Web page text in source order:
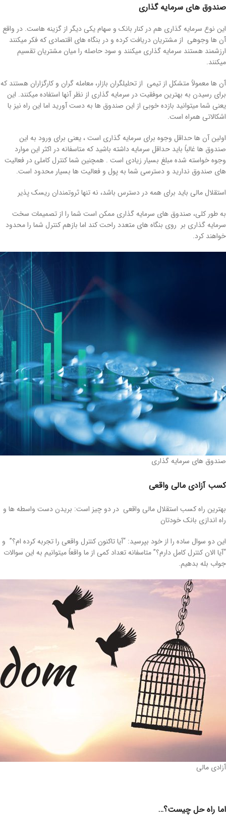
صندوق های سرمایه گذاری
این نوع سرمایه گذاری هم در کنار بانک و سهام یکی دیگر از گزینه هاست. در واقع
آن ها وجوهی از مشتریان دریافت کرده و در بنگاه های اقتصادی که فکر میکنند
ارزشمند هستند سرمایه گذاری میکنند و سود حاصله را میان مشتریان تقسیم
میکنند.
آن ها معمولاً متشکل از تیمی از تحلیلگران بازار، معامله گران و کارگزاران هستند که
برای رسیدن به بهترین موفقیت در سرمایه گذاری از نظر آنها استفاده میکنند. این
یعنی شما میتوانید بازده خوبی از این صندوق ها به دست آورید اما این راه نیز با
اشکالاتی همراه است.
اولین آن ها حداقل وجوه برای سرمایه گذاری است ، یعنی برای ورود به این
صندوق ها غالباً باید حداقل سرمایه داشته باشید که متاسفانه در اکثر این موارد
وجوه خواسته شده مبلغ بسیار زیادی است . همچنین شما کنترل کاملی در فعالیت
های صندوق ندارید و دسترسی شما به پول و فعالیت ها بسیار محدود است.
استقلال مالی باید برای همه در دسترس باشد، نه تنها ثروتمندان ریسک پذیر
به طور کلی، صندوق های سرمایه گذاری ممکن است شما را از تصمیمات سخت
سرمایه گذاری بر روی بنگاه های متعدد راحت کند اما بازهم کنترل شما را محدود
خواهند کرد.
صندوق های سرمایه گذاری
کسب آزادی مالی واقعی
بهترین راه کسب استقلال مالی واقعی در دو چیز است: بریدن دست واسطه ها و
راه اندازی بانک خودتان
این دو سوال ساده را از خود بپرسید: “آیا تاکنون کنترل واقعی را تجربه کرده ام؟” و
“آیا الان کنترل کامل دارم؟” متاسفانه تعداد کمی از ما واقعاً میتوانیم به این سوالات
جواب بله بدهیم.
آزادی مالی
اما راه حل چیست؟…